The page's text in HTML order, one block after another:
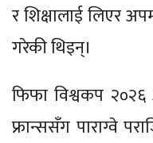
र शिक्षालाई लिएर
गरेकी थिइन्।
फिफा विश्वकप
फ्रान्ससँग पाराग्वे